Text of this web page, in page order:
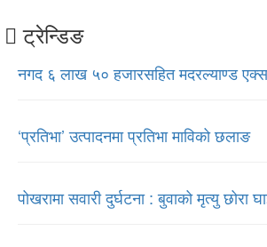
ट्रेन्डिङ
नगद ६ लाख ५० हजारसहित मदरल्याण्ड
‘प्रतिभा’ उत्पादनमा प्रतिभा माविको छलाङ
पोखरामा सवारी दुर्घटना : बुवाको मृत्यु छोरा